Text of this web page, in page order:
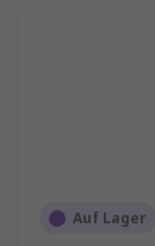
Auf Lager